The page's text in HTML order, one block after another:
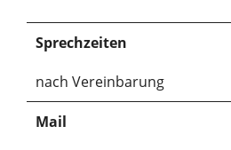
Sprechzeiten
nach Vereinbarung
Mail